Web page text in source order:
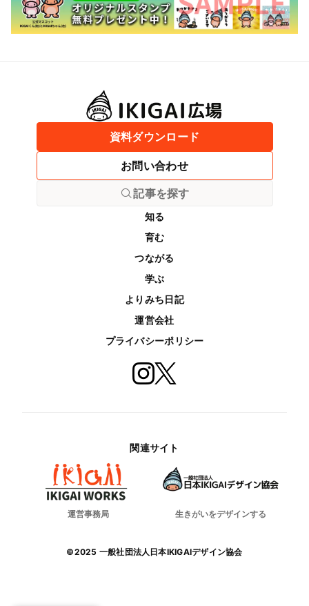
資料ダウンロード
お問い合わせ
記事を探す
知る
育む
つながる
学ぶ
よりみち日記
運営会社
プライバシーポリシー
関連サイト
運営事務局 生きがいをデザインする
©2025 一般社団法人日本IKIGAIデザイン協会